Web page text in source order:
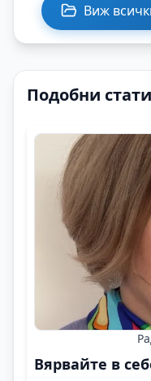
Виж
Подобни
Вярвайте в